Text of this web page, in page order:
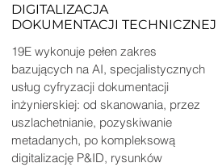
DIGITALIZACJA
DOKUMENTACJI TECHNICZNEJ
19E wykonuje pełen zakres
bazujących na AI, specjalistycznych
usług cyfryzacji dokumentacji
inżynierskiej: od skanowania, przez
uszlachetnianie, pozyskiwanie
metadanych, po kompleksową
digitalizację P&ID, rysunków